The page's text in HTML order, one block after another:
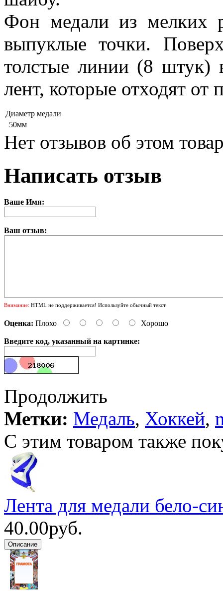
Фон медали из мелких
выпуклые точки.
толстые линии (8 штук)
лент, которые отходят
Диаметр медали
50мм
Нет отзывов об этом
Написать отзыв
Ваше Имя:
Ваш отзыв:
Внимание: HTML не поддерживается! Используйте обычный текст.
Оценка: Плохо Хорошо
Введите код, указанный на картинке:
Продолжить
Метки: Медаль, Хоккей,
С этим товаром также
Лента для медали бело-
40.00руб.